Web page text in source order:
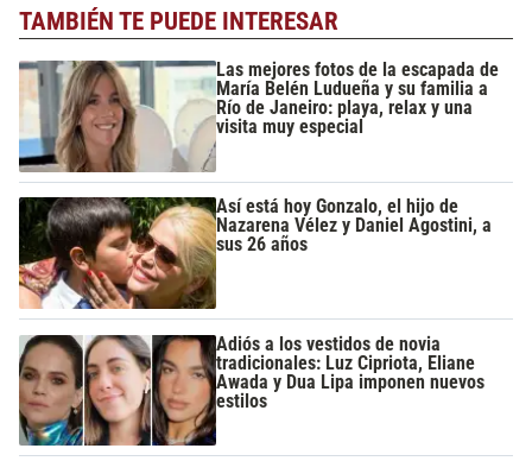
TAMBIÉN TE PUEDE INTERESAR
Las mejores fotos de la escapada de
María Belén Ludueña y su familia a
Río de Janeiro: playa, relax y una
visita muy especial
Así está hoy Gonzalo, el hijo de
Nazarena Vélez y Daniel Agostini, a
sus 26 años
Adiós a los vestidos de novia
tradicionales: Luz Cipriota, Eliane
Awada y Dua Lipa imponen nuevos
estilos